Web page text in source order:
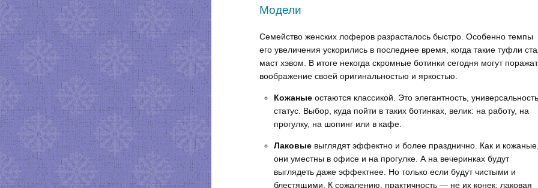
Модели
Семейство женских лоферов разрасталось быстро. Особенно темпы
его увеличения ускорились в последнее время, когда такие туфли
маст хэвом. В итоге некогда скромные ботинки сегодня могут
воображение своей оригинальностью и яркостью.
Кожаные остаются классикой. Это элегантность,
статус. Выбор, куда пойти в таких ботинках, велик: на работу, на
прогулку, на шопинг или в кафе.
Лаковые выглядят эффектно и более празднично. Как и
они уместны в офисе и на прогулке. А на вечеринках будут
выглядеть даже эффектнее. Но только если будут чистыми и
блестящими. К сожалению, практичность — не их конек: лаковая